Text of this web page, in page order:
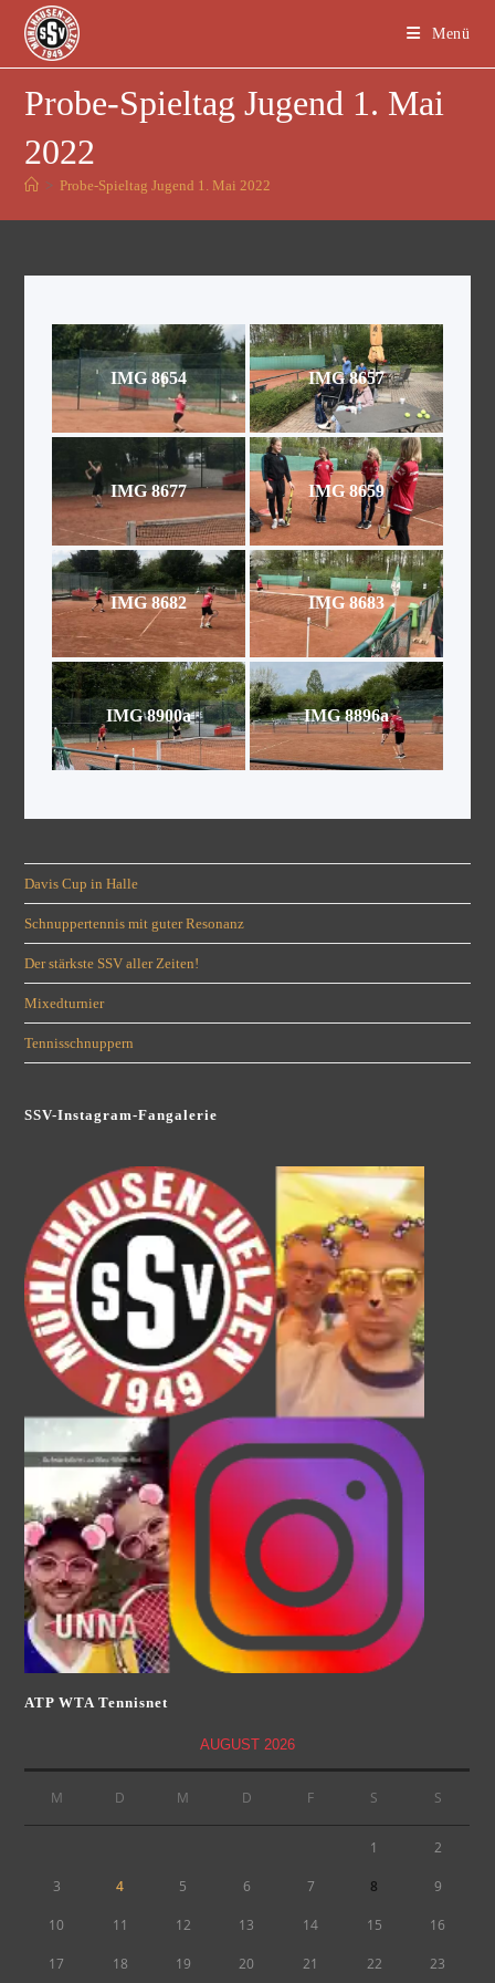
Menü
Probe-Spieltag Jugend 1. Mai
2022
> Probe-Spieltag Jugend 1. Mai 2022
IMG 8654 IMG 8657
IMG 8677 IMG 8659
IMG 8682 IMG 8683
IMG 8900a IMG 8896a
Davis Cup in Halle
Schnuppertennis mit guter Resonanz
Der stärkste SSV aller Zeiten!
Mixedturnier
Tennisschnuppern
SSV-Instagram-Fangalerie
ATP WTA Tennisnet
AUGUST 2026
M D M D F S S
1 2
3 4 5 6 7 8 9
10 11 12 13 14 15 16
17 18 19 20 21 22 23